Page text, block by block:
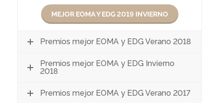
MEJOR EOMA Y EDG 2019 INVIERNO
Premios mejor EOMA y EDG Verano 2018
Premios mejor EOMA y EDG Invierno
2018
Premios mejor EOMA y EDG Verano 2017